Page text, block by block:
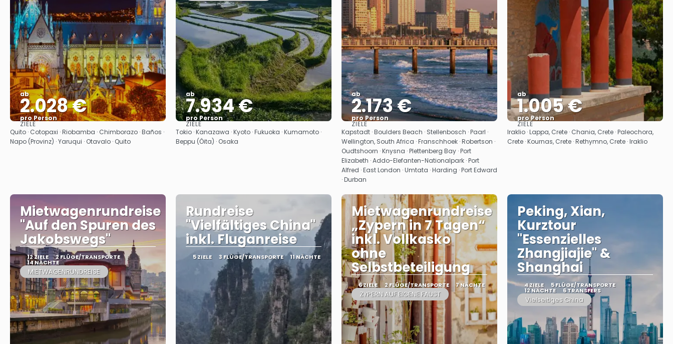
ab
2.028 €
pro Person
Sehen
ZIELE
Quito · Cotopaxi · Riobamba · Chimborazo · Baños ·
Napo (Provinz) · Yaruqui · Otavalo · Quito
ab
7.934 €
pro Person
Sehen
ZIELE
Tokio · Kanazawa · Kyoto · Fukuoka · Kumamoto ·
Beppu (Ōita) · Osaka
ab
2.173 €
pro Person
Sehen
ZIELE
Kapstadt · Boulders Beach · Stellenbosch · Paarl ·
Wellington, South Africa · Franschhoek · Robertson ·
Oudtshoorn · Knysna · Plettenberg Bay · Port
Elizabeth · Addo-Elefanten-Nationalpark · Port
Alfred · East London · Umtata · Harding · Port Edward
· Durban
ab
1.005 €
pro Person
Sehen
ZIELE
Iraklio · Lappa, Crete · Chania, Crete · Paleochora,
Crete · Kournas, Crete · Rethymno, Crete · Iraklio
Mietwagenrundreise
"Auf den Spuren des
Jakobswegs"
12 ZIELE 2 FLÜGE/TRANSPORTE
14 NÄCHTE
MIETWAGENRUNDREISE
Rundreise
"Vielfältiges China"
inkl. Fluganreise
5 ZIELE 3 FLÜGE/TRANSPORTE 11 NÄCHTE
Mietwagenrundreise
„Zypern in 7 Tagen“
inkl. Vollkasko
ohne
Selbstbeteiligung
6 ZIELE 2 FLÜGE/TRANSPORTE 7 NÄCHTE
ZYPERN AUF EIGENE FAUST
Peking, Xian,
Kurztour
"Essenzielles
Zhangjiajie" &
Shanghai
4 ZIELE 5 FLÜGE/TRANSPORTE
12 NÄCHTE 6 TRANSFERS
Vielseitiges China